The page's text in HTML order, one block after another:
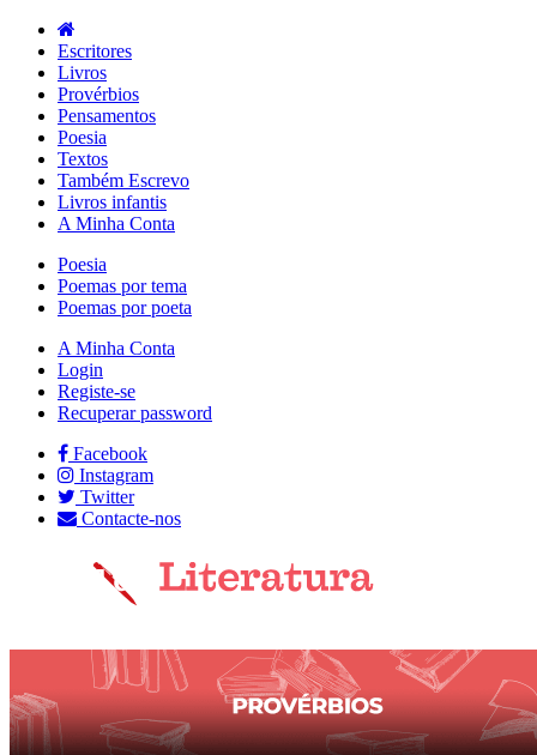
Escritores
Livros
Provérbios
Pensamentos
Poesia
Textos
Também Escrevo
Livros infantis
A Minha Conta
Poesia
Poemas por tema
Poemas por poeta
A Minha Conta
Login
Registe-se
Recuperar password
Facebook
Instagram
Twitter
Contacte-nos